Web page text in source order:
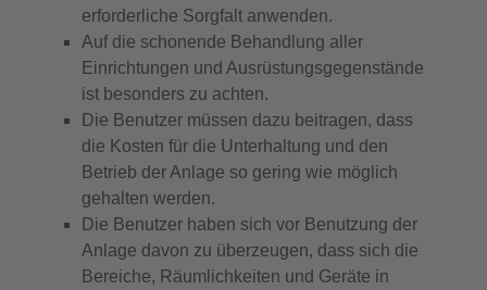
erforderliche Sorgfalt anwenden.
Auf die schonende Behandlung aller
Einrichtungen und Ausrüstungsgegenstände
ist besonders zu achten.
Die Benutzer müssen dazu beitragen, dass
die Kosten für die Unterhaltung und den
Betrieb der Anlage so gering wie möglich
gehalten werden.
Die Benutzer haben sich vor Benutzung der
Anlage davon zu überzeugen, dass sich die
Bereiche, Räumlichkeiten und Geräte in